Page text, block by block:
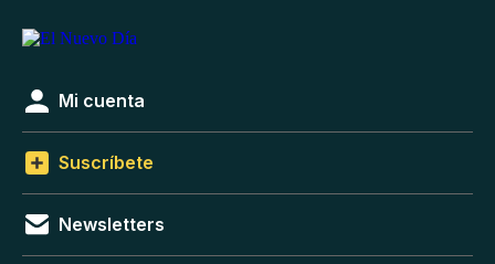
Mi cuenta
Suscríbete
Newsletters